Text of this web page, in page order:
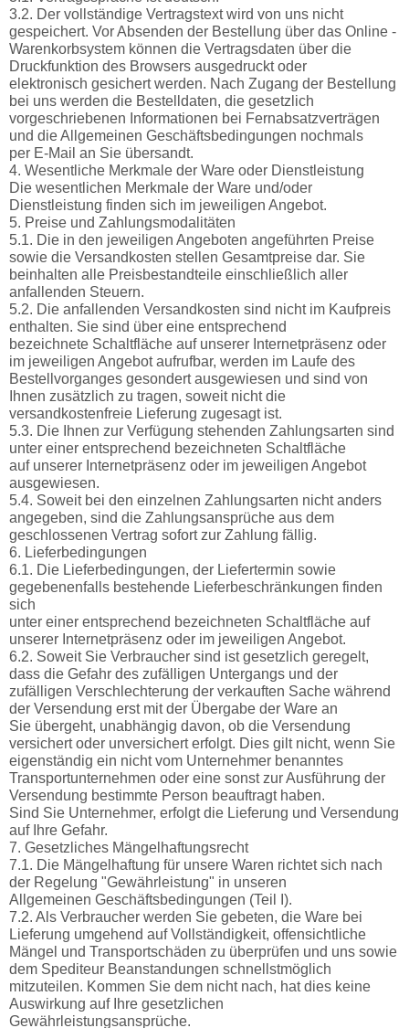
3.2. Der vollständige Vertragstext wird von uns nicht
gespeichert. Vor Absenden der Bestellung über das Online -
Warenkorbsystem können die Vertragsdaten über die
Druckfunktion des Browsers ausgedruckt oder
elektronisch gesichert werden. Nach Zugang der Bestellung
bei uns werden die Bestelldaten, die gesetzlich
vorgeschriebenen Informationen bei Fernabsatzverträgen
und die Allgemeinen Geschäftsbedingungen nochmals
per E-Mail an Sie übersandt.
4. Wesentliche Merkmale der Ware oder Dienstleistung
Die wesentlichen Merkmale der Ware und/oder
Dienstleistung finden sich im jeweiligen Angebot.
5. Preise und Zahlungsmodalitäten
5.1. Die in den jeweiligen Angeboten angeführten Preise
sowie die Versandkosten stellen Gesamtpreise dar. Sie
beinhalten alle Preisbestandteile einschließlich aller
anfallenden Steuern.
5.2. Die anfallenden Versandkosten sind nicht im Kaufpreis
enthalten. Sie sind über eine entsprechend
bezeichnete Schaltfläche auf unserer Internetpräsenz oder
im jeweiligen Angebot aufrufbar, werden im Laufe des
Bestellvorganges gesondert ausgewiesen und sind von
Ihnen zusätzlich zu tragen, soweit nicht die
versandkostenfreie Lieferung zugesagt ist.
5.3. Die Ihnen zur Verfügung stehenden Zahlungsarten sind
unter einer entsprechend bezeichneten Schaltfläche
auf unserer Internetpräsenz oder im jeweiligen Angebot
ausgewiesen.
5.4. Soweit bei den einzelnen Zahlungsarten nicht anders
angegeben, sind die Zahlungsansprüche aus dem
geschlossenen Vertrag sofort zur Zahlung fällig.
6. Lieferbedingungen
6.1. Die Lieferbedingungen, der Liefertermin sowie
gegebenenfalls bestehende Lieferbeschränkungen finden
sich
unter einer entsprechend bezeichneten Schaltfläche auf
unserer Internetpräsenz oder im jeweiligen Angebot.
6.2. Soweit Sie Verbraucher sind ist gesetzlich geregelt,
dass die Gefahr des zufälligen Untergangs und der
zufälligen Verschlechterung der verkauften Sache während
der Versendung erst mit der Übergabe der Ware an
Sie übergeht, unabhängig davon, ob die Versendung
versichert oder unversichert erfolgt. Dies gilt nicht, wenn Sie
eigenständig ein nicht vom Unternehmer benanntes
Transportunternehmen oder eine sonst zur Ausführung der
Versendung bestimmte Person beauftragt haben.
Sind Sie Unternehmer, erfolgt die Lieferung und Versendung
auf Ihre Gefahr.
7. Gesetzliches Mängelhaftungsrecht
7.1. Die Mängelhaftung für unsere Waren richtet sich nach
der Regelung "Gewährleistung" in unseren
Allgemeinen Geschäftsbedingungen (Teil I).
7.2. Als Verbraucher werden Sie gebeten, die Ware bei
Lieferung umgehend auf Vollständigkeit, offensichtliche
Mängel und Transportschäden zu überprüfen und uns sowie
dem Spediteur Beanstandungen schnellstmöglich
mitzuteilen. Kommen Sie dem nicht nach, hat dies keine
Auswirkung auf Ihre gesetzlichen
Gewährleistungsansprüche.